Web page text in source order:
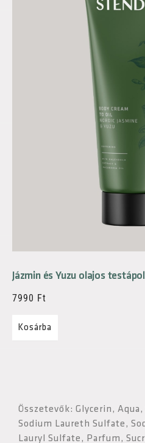
Jázmin és Yuzu olajos
7990 Ft
Kosárba
Összetevők: Glycerin,
Sodium Laureth Sulfate,
Lauryl Sulfate, Parfum,